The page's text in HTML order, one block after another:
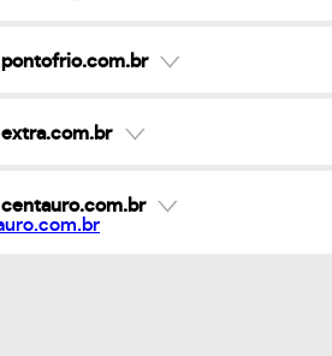
pontofrio.com.br
extra.com.br
centauro.com.br